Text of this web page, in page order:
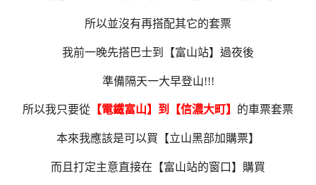
所以並沒有再搭配其它的套票
我前一晚先搭巴士到【富山站】過夜後
準備隔天一大早登山!!!
所以我只要從 【電鐵富山】到【信濃大町】 的車票套票
本來我應該是可以買【立山黑部加購票】
而且打定主意直接在【富山站的窗口】購買